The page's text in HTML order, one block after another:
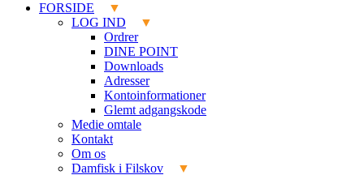
FORSIDE
LOG IND
Ordrer
DINE POINT
Downloads
Adresser
Kontoinformationer
Glemt adgangskode
Medie omtale
Kontakt
Om os
Damfisk i Filskov